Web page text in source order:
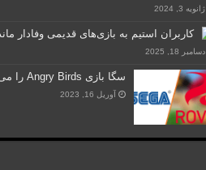
ژانویه 3, 2024
کاربران استیم به بازی‌های قدیمی وفادار
دسامبر 18, 2025
سگا بازی Angry Birds را می‌خرد
آوریل 16, 2023